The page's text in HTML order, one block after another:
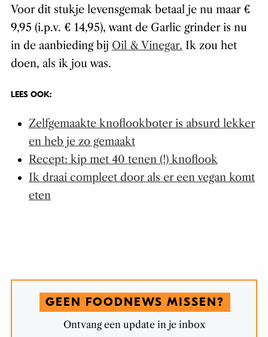
Voor dit stukje levensgemak betaal je nu maar €
9,95 (i.p.v. € 14,95), want de Garlic grinder is nu
in de aanbieding bij Oil & Vinegar. Ik zou het
doen, als ik jou was.
LEES OOK:
Zelfgemaakte knoflookboter is absurd lekker
en heb je zo gemaakt
Recept: kip met 40 tenen (!) knoflook
Ik draai compleet door als er een vegan komt
eten
GEEN FOODNEWS MISSEN?
Ontvang een update in je inbox